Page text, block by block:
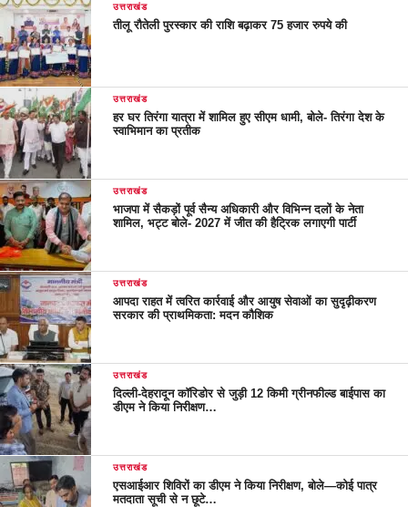
उत्तराखंड
तीलू रौतेली पुरस्कार की राशि बढ़ाकर 75 हजार रुपये की
उत्तराखंड
हर घर तिरंगा यात्रा में शामिल हुए सीएम धामी, बोले- तिरंगा देश के
स्वाभिमान का प्रतीक
उत्तराखंड
भाजपा में सैकड़ों पूर्व सैन्य अधिकारी और विभिन्न दलों के नेता
शामिल, भट्ट बोले- 2027 में जीत की हैट्रिक लगाएगी पार्टी
उत्तराखंड
आपदा राहत में त्वरित कार्रवाई और आयुष सेवाओं का सुदृढ़ीकरण
सरकार की प्राथमिकता: मदन कौशिक
उत्तराखंड
दिल्ली-देहरादून कॉरिडोर से जुड़ी 12 किमी ग्रीनफील्ड बाईपास का
डीएम ने किया निरीक्षण…
उत्तराखंड
एसआईआर शिविरों का डीएम ने किया निरीक्षण, बोले—कोई पात्र
मतदाता सूची से न छूटे…